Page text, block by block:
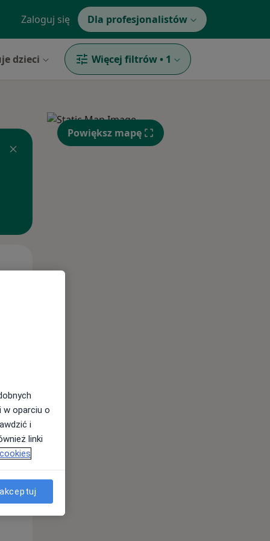
Zaloguj się Dla profesjonalistów
dzieci Więcej filtrów • 1
13 Sie
Czw,
13 Sie
Powiększ mapę
w oparciu o
i
linki